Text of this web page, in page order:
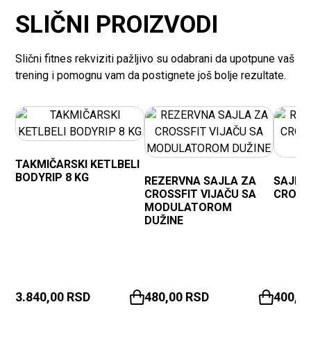
SLIČNI PROIZVODI
Slični fitnes rekviziti pažljivo su odabrani da upotpune vaš
trening i pomognu vam da postignete još bolje rezultate.
TAKMIČARSKI KETLBELI
BODYRIP 8 KG
3.840,00 RSD
REZERVNA SAJLA ZA
CROSSFIT VIJAČU SA
MODULATOROM
DUŽINE
480,00 RSD
SAJLA